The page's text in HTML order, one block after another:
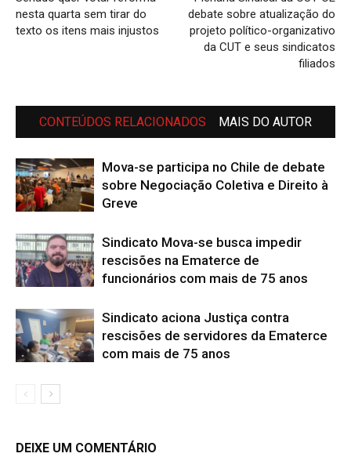
nesta quarta sem tirar do
texto os itens mais injustos
debate sobre atualização do
projeto político-organizativo
da CUT e seus sindicatos
filiados
CONTEÚDOS RELACIONADOS MAIS DO AUTOR
Mova-se participa no Chile de debate
sobre Negociação Coletiva e Direito à
Greve
Sindicato Mova-se busca impedir
rescisões na Ematerce de
funcionários com mais de 75 anos
Sindicato aciona Justiça contra
rescisões de servidores da Ematerce
com mais de 75 anos
DEIXE UM COMENTÁRIO